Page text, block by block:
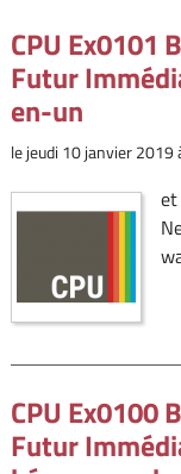
CPU Ex0101
Futur
en-un
le jeudi 10 janvier 2019
CPU Ex0100
Futur